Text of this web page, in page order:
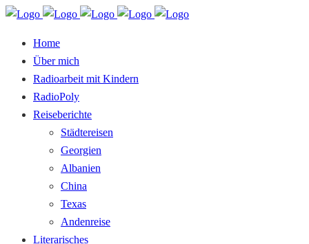
Home
Über mich
Radioarbeit mit Kindern
RadioPoly
Reiseberichte
Städtereisen
Georgien
Albanien
China
Texas
Andenreise
Literarisches